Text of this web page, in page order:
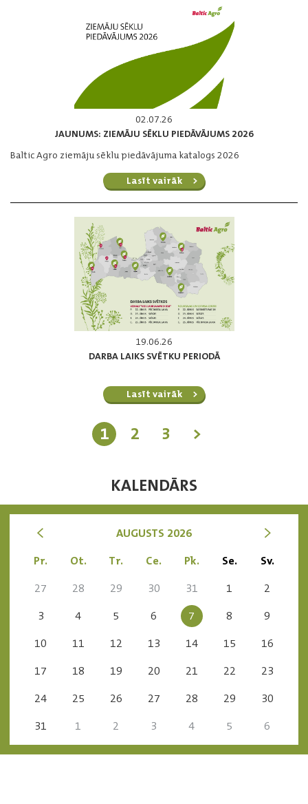
02.07.26
JAUNUMS: ZIEMĀJU SĒKLU PIEDĀVĀJUMS 2026
Baltic Agro ziemāju sēklu piedāvājuma katalogs 2026
Lasīt vairāk
19.06.26
DARBA LAIKS SVĒTKU PERIODĀ
Lasīt vairāk
1 2 3 >
KALENDĀRS
< AUGUSTS 2026 >
Pr. Ot. Tr. Ce. Pk. Se.
Sv.
27
28 29 30 31 1
2
3
4 5 6 7 8
9
10
11 12 13 14 15
16
17
18 19 20 21 22
23
24
25 26 27 28 29
30
31
1 2 3 4 5 6